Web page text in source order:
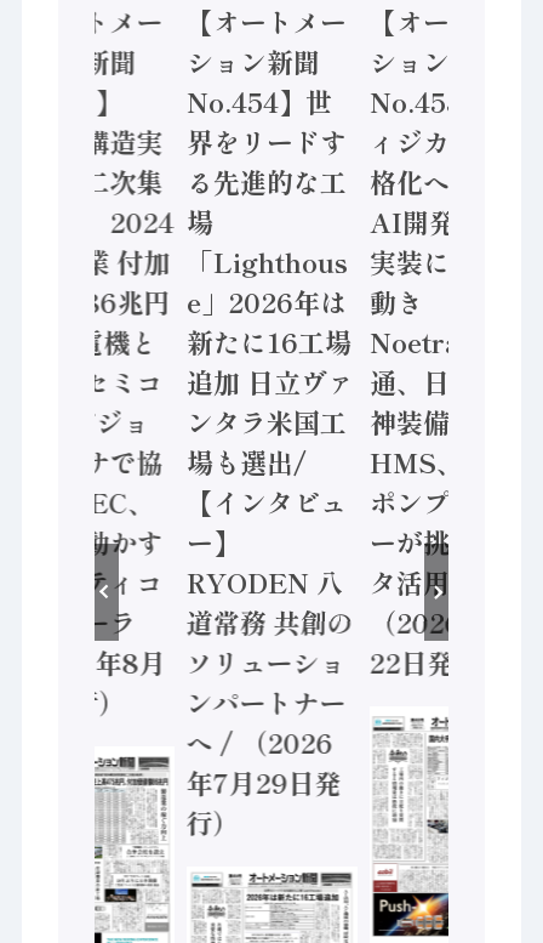
【オートメー
ション新聞
No.455】
「経済構造実
態調査二次集
計結果」2024
年製造業 付加
価値額86兆円
/ 三菱電機と
ソニーセミコ
ン AIビジョ
ンセンサで協
業 / IDEC、
安全に動かす
セーフティコ
ントローラ
（2026年8月
5日発行）
【オートメー
ション新聞
No.454】世
界をリードす
る先進的な工
場
「Lighthous
e」2026年は
新たに16工場
追加 日立ヴァ
ンタラ米国工
場も選出/
【インタビュ
ー】
RYODEN 八
道常務 共創の
ソリューショ
ンパートナー
へ / （2026
年7月29日発
行）
【オートメー
ション新聞
No.453】フ
ィジカルAI本
格化へ 国産
AI開発や社会
実装に活発な
動き
Noetra、富士
通、日立 / 兵
神装備 ×
HMS、老舗
ポンプメーカ
ーが挑むデー
タ活用 など
（2026年7月
22日発行）